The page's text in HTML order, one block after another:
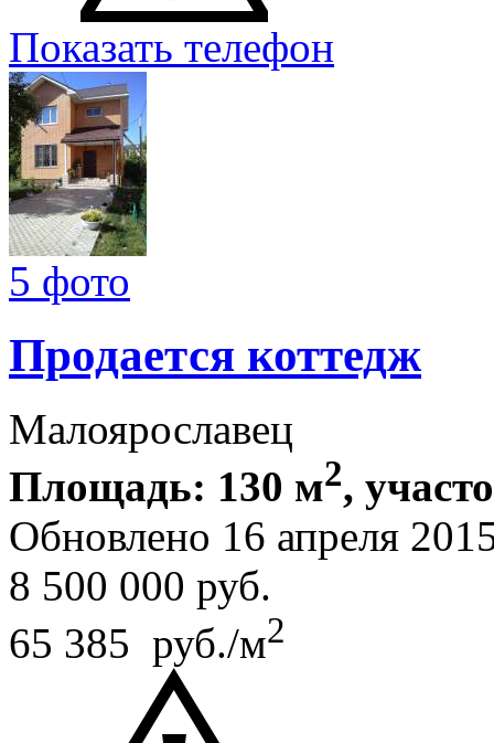
Показать телефон
5 фото
Продается коттедж
Малоярославец
Площадь: 130 м2,
Обновлено 16 апреля
8 500 000 руб.
65 385 руб./м2